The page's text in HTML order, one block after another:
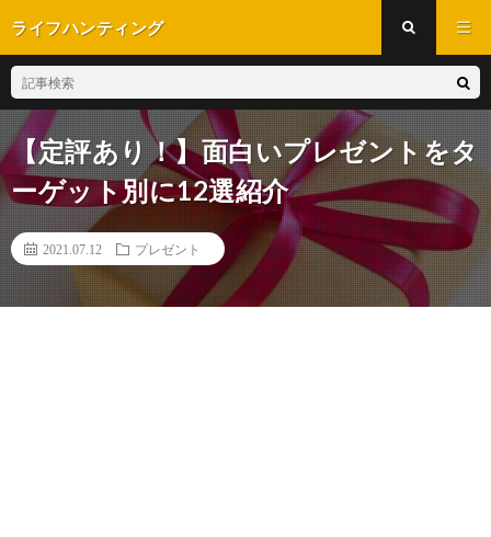
ライフハンティング
【定評あり！】面白いプレゼントをタ
ーゲット別に12選紹介
2021.07.12 プレゼント